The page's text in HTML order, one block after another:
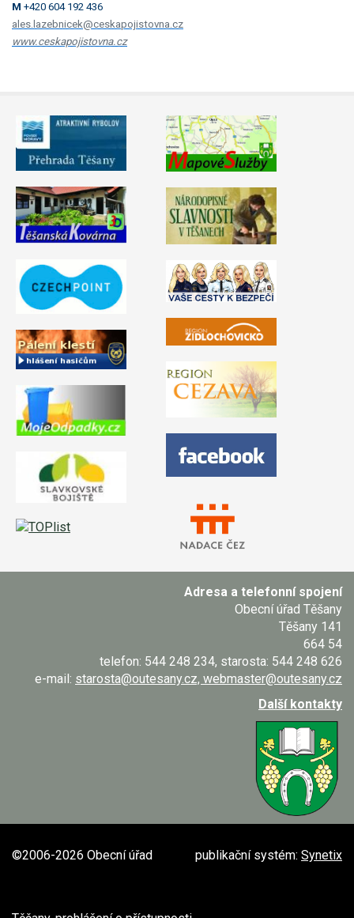
M +420 604 192 436
ales.lazebnicek@ceskapojistovna.cz
www.ceskapojistovna.cz
Adresa a telefonní spojení
Obecní úřad Těšany
Těšany 141
664 54
telefon: 544 248 234, starosta: 544 248 626
e-mail: starosta@outesany.cz, webmaster@outesany.cz
Další kontakty
publikační systém: Synetix
©2006-2026 Obecní úřad